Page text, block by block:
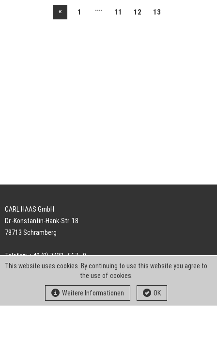
« 1 .... 11 12 13
CARL HAAS GmbH
Dr.-Konstantin-Hank-Str. 18
78713 Schramberg
Telefon: +49 (0) 7422 . 567 - 0
Telefax: +49 (0) 7422 . 567 - 239
info-ch@kern-liebers.com
This website uses cookies. By continuing to use this website you agree to
the use of cookies.
Weitere Informationen OK